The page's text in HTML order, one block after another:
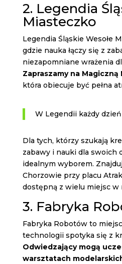
2. Legendia
Miasteczko
Legendia Śląskie Wesołe
gdzie nauka łączy się z
niezapomniane wrażenia
Zapraszamy na Magiczną
która obiecuje być pełna
W Legendii każdy
Dla tych, którzy szukają
zabawy i nauki dla swoich
idealnym wyborem.
Chorzowie przy placu
dostępną z wielu miejsc w
3. Fabryka
Fabryka Robotów to
technologii spotyka się z
Odwiedzający mogą
warsztatach